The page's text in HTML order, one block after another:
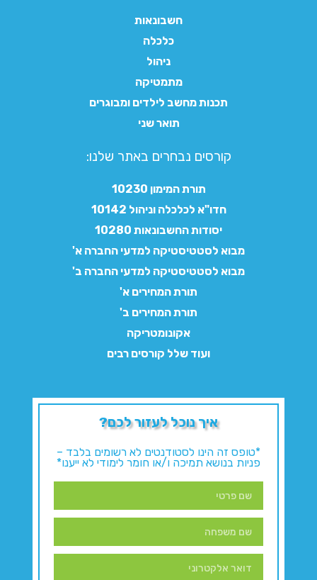
חשבונאות
כלכלה
ניהול
מתמטיקה
תכנות מחשב לילדים ומבוגרים
תואר שני
קורסים נבחרים באתר שלנו:​
תורת המימון 10230
חדו"א לכלכלה וניהול 10142
יסודות החשבונאות 10280
מבוא לסטטיסטיקה למדעי החברה א'
מבוא לסטטיסטיקה למדעי החברה ב'
תורת המחירים א'
תורת המחירים ב'
אקונומטריקה
ועוד שלל קורסים רבים
איך נוכל לעזור לכם?
*טופס זה הינו לסטודנטים לא רשומים בלבד –
פניות בנושא תמיכה ו/או חומר לימודי לא ייענו*